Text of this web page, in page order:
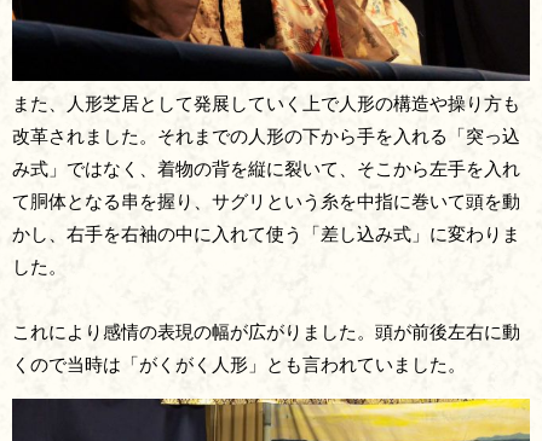
また、人形芝居として発展していく上で人形の構造や操り方も
改革されました。それまでの人形の下から手を入れる「突っ込
み式」ではなく、着物の背を縦に裂いて、そこから左手を入れ
て胴体となる串を握り、サグリという糸を中指に巻いて頭を動
かし、右手を右袖の中に入れて使う「差し込み式」に変わりま
した。
これにより感情の表現の幅が広がりました。頭が前後左右に動
くので当時は「がくがく人形」とも言われていました。